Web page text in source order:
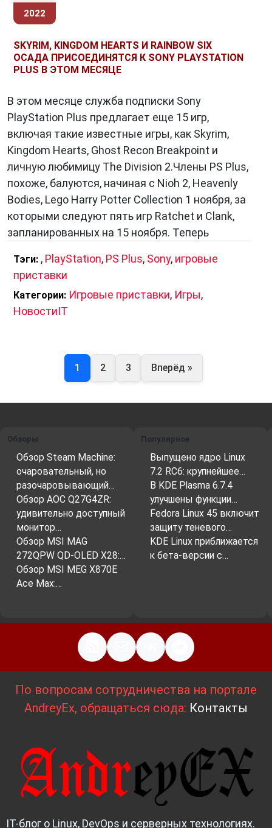
2022
SKYRIM, KINGDOM HEARTS И RAINBOW SIX
ОСАДА ПРИСОЕДИНЯТСЯ К SONY PLAYSTATION
PLUS В ЭТОМ МЕСЯЦЕ
В этом месяце служба подписки Sony
PlayStation Plus предлагает еще 15 игр,
включая такие известные игры, как Skyrim,
Kingdom Hearts, Ghost Recon Breakpoint и
личную любимицу The Division 2.Члены PS Plus,
похоже, балуются, начиная с Nioh 2, Heavenly
Bodies, Lego Harry Potter Collection 1 ноября, за
которыми следуют пять игр Ratchet и Clank,
запланированных на 15 ноября. Теперь
Тэги: , PlayStation, PS Plus, Sony, игровые
приставки
Категории: Игровые приставки, Игры,
НовостиIT
1 2 3 Вперёд »
Обзоры
Обзор Steam Machine:
очаровательный, но
разочаровывающий…
Обзор AOC Q27G4ZR:
удивительно доступный
монитор…
Обзор MSI MAG
272QPW QD-OLED X28:…
Обзор MSI MEG X870E
Ace Max:…
Популярное
Выпущено ядро Linux
7.2 RC6: крупнейшее…
В KDE Plasma 6.7.4
улучшены функции…
Fedora Linux 45 включит
защиту теневого…
KDE Linux приближается
к бета-версии с…
По вопросам сотрудничества на портале
AndreyEx, обращаться сюда: Контакты
IT-блог о Linux, DevOps и серверных технологиях.